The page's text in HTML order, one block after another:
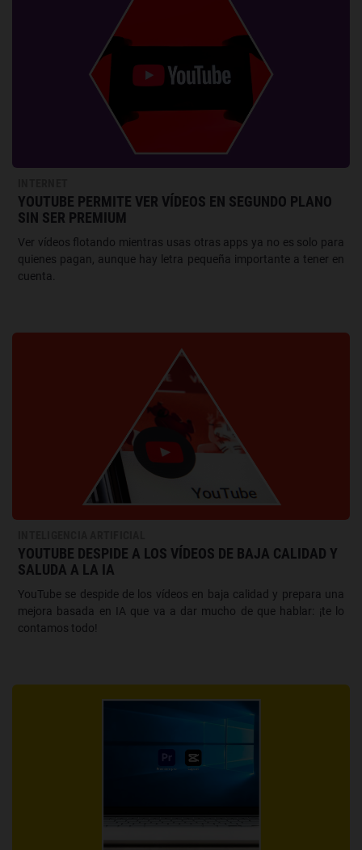
YOUTUBE PERMITE VER VÍDEOS EN SEGUNDO PLANO
SIN SER PREMIUM
Ver vídeos flotando mientras usas otras apps ya no es solo para
quienes pagan, aunque hay letra pequeña importante a tener en
cuenta.
YOUTUBE DESPIDE A LOS VÍDEOS DE BAJA CALIDAD Y
SALUDA A LA IA
YouTube se despide de los vídeos en baja calidad y prepara una
mejora basada en IA que va a dar mucho de que hablar: ¡te lo
contamos todo!